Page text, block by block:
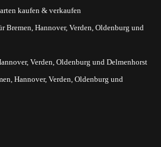
kaufen & verkaufen
Bremen, Hannover, Verden, Oldenburg und
Verden, Oldenburg und Delmenhorst
Hannover, Verden, Oldenburg und